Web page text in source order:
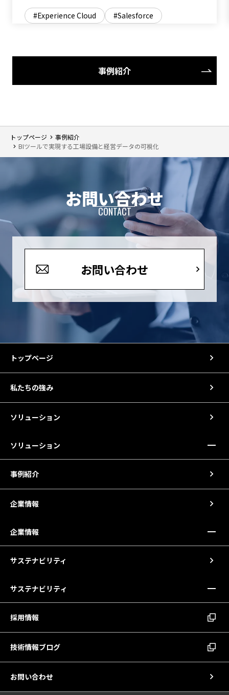
トップページ
事例紹介
BIツールで実現する工場設備と経営データの可視化
Experience Cloud Salesforce
事例紹介
お問い合わせ
CONTACT
お問い合わせ
トップページ
私たちの強み
ソリューション
ソリューション
事例紹介
企業情報
企業情報
サステナビリティ
サステナビリティ
採用情報
技術情報ブログ
お問い合わせ